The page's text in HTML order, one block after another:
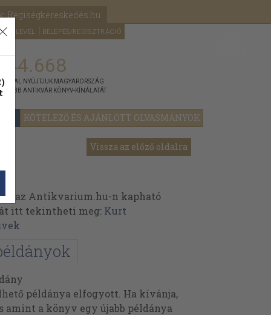
Régiségkereskedés.hu
HÍRLEVÉL BELÉPÉS/REGISZTRÁCIÓ
KÖTELEZŐ ÉS AJÁNLOTT OLVASMÁNYOK
NYÚJTJUK MAGYARORSZÁG
ANTIKVÁR KÖNYV-KÍNÁLATÁT
Vissza az előző oldalra
az Antikvarium.hu-n kapható
itt tekintheti meg: Kurt
példánya elfogyott. Ha kívánja,
amint a könyv egy újabb példánya